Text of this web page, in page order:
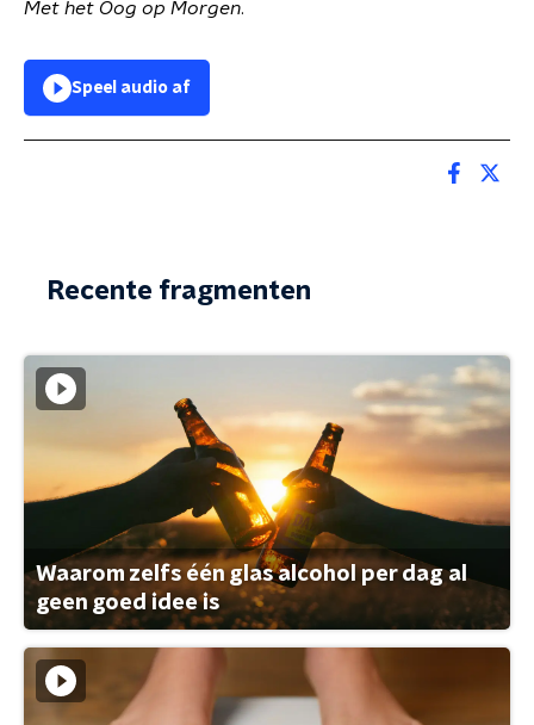
Met het Oog op Morgen.
Speel audio af
Recente fragmenten
Waarom zelfs één glas alcohol per dag al
geen goed idee is